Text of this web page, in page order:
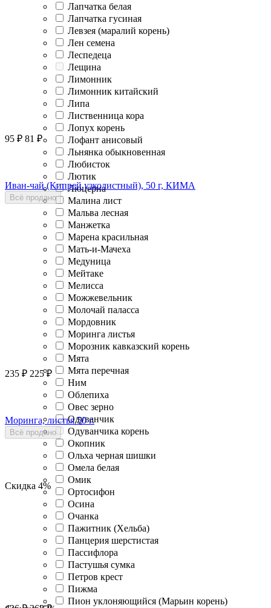
Лапчатка белая
Лапчатка гусиная
Левзея (маралий корень)
Лен семена
Леспедеца
Лещина
Лимонник
Лимонник китайский
Липа
Лиственница кора
Лопух корень
Лофант анисовый
Льнянка обыкновенная
Любисток
Лютик
Люцерна
Малина лист
Мальва лесная
Манжетка
Марена красильная
Мать-и-Мачеха
Медуница
Мейтаке
Мелисса
Можжевельник
Молочай паласса
Мордовник
Моринга листья
Морозник кавказский корень
Мята
Мята перечная
Ним
Облепиха
Овес зерно
Одуванчик
Одуванчика корень
Окопник
Ольха черная шишки
Омела белая
Омик
Ортосифон
Осина
Очанка
Пажитник (Хельба)
Панцерия шерстистая
Пассифлора
Пастушья сумка
Петров крест
Пижма
Пион уклоняющийся (Марьин корень)
95 ₽ 81 ₽
Иван-чай (Кипрей узколистный), 50 г, КИМА
Всё продано
Скидка 4%
235 ₽ 225 ₽
Моринга, листья 50 г.
Всё продано